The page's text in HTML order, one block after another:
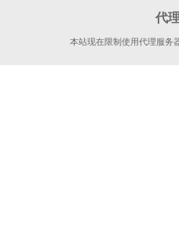
代
本站现在限制使用代理服务